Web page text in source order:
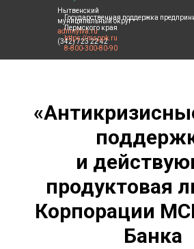
Нытвенский
муниципальный округ
admnytva.ru
(342) 723 22 42
Государственная поддержка
Пермского края
https://msppk.ru
8-800-300-80-90
и
продуктовая
Корпорации
Банка